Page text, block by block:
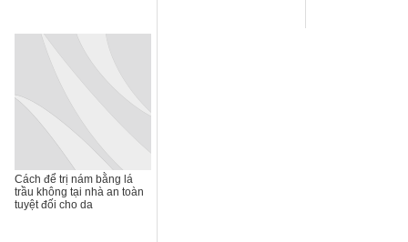
Cách để trị nám bằng lá
trầu không tại nhà an toàn
tuyệt đối cho da